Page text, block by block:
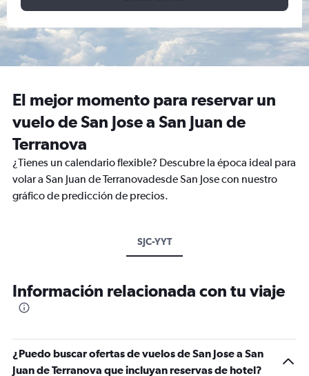
El mejor momento para reservar un
vuelo de San Jose a San Juan de
Terranova
¿Tienes un calendario flexible? Descubre la época ideal para
volar a San Juan de Terranovadesde San Jose con nuestro
gráfico de predicción de precios.
SJC-YYT
Información relacionada con tu viaje
¿Puedo buscar ofertas de vuelos de San Jose a San
Juan de Terranova que incluyan reservas de hotel?